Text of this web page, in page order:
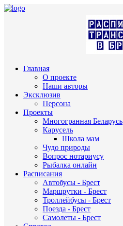
Главная
О проекте
Наши авторы
Эксклюзив
Персона
Проекты
Многогранная Беларусь
Карусель
Школа мам
Чудо природы
Вопрос нотариусу
Рыбалка онлайн
Расписания
Автобусы - Брест
Маршрутки - Брест
Троллейбусы - Брест
Поезда - Брест
Самолеты - Брест